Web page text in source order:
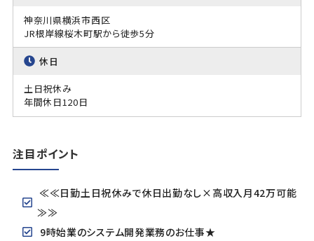
神奈川県横浜市西区
JR根岸線桜木町駅から徒歩5分
休日
土日祝休み
年間休日120日
注目ポイント
≪≪日勤土日祝休みで休日出勤なし×高収入月42万可能
≫≫
9時始業のシステム開発業務のお仕事★